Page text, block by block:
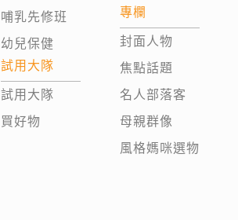
哺乳先修班
幼兒保健
試用大隊
試用大隊
買好物
專欄
封面人物
焦點話題
名人部落客
母親群像
風格媽咪選物